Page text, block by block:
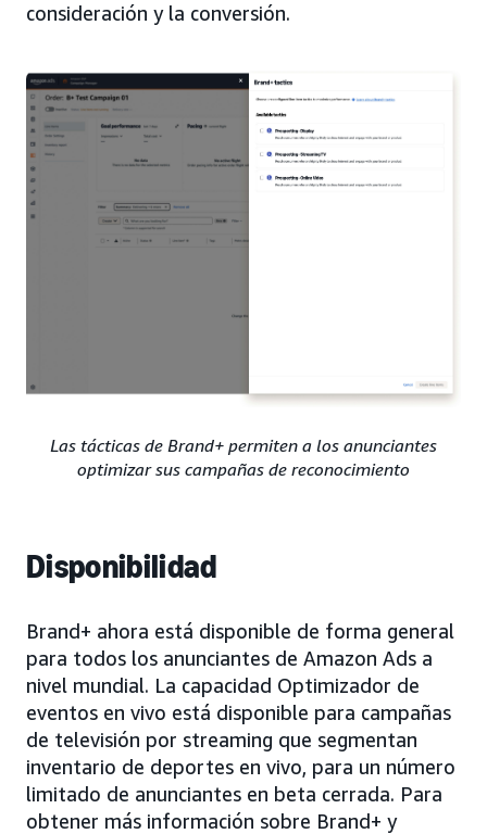
consideración y la conversión.
Las tácticas de Brand+ permiten a los anunciantes
optimizar sus campañas de reconocimiento
Disponibilidad
Brand+ ahora está disponible de forma general
para todos los anunciantes de Amazon Ads a
nivel mundial. La capacidad Optimizador de
eventos en vivo está disponible para campañas
de televisión por streaming que segmentan
inventario de deportes en vivo, para un número
limitado de anunciantes en beta cerrada. Para
obtener más información sobre Brand+ y